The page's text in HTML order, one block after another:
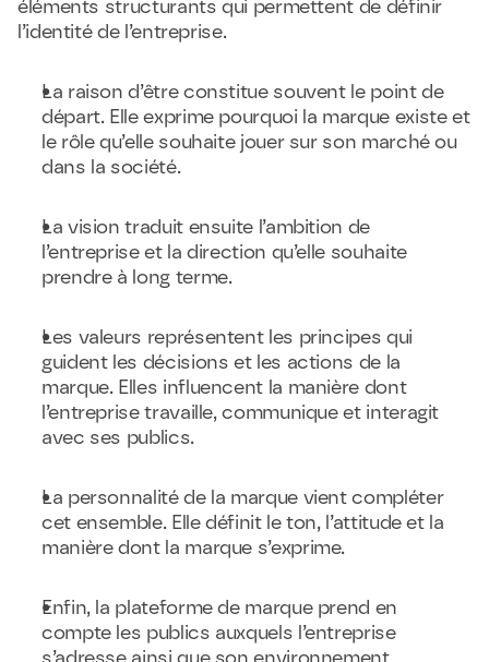
éléments structurants qui permettent de définir
l’identité de l’entreprise.
La raison d’être constitue souvent le point de
départ. Elle exprime pourquoi la marque existe et
le rôle qu’elle souhaite jouer sur son marché ou
dans la société.
La vision traduit ensuite l’ambition de
l’entreprise et la direction qu’elle souhaite
prendre à long terme.
Les valeurs représentent les principes qui
guident les décisions et les actions de la
marque. Elles influencent la manière dont
l’entreprise travaille, communique et interagit
avec ses publics.
La personnalité de la marque vient compléter
cet ensemble. Elle définit le ton, l’attitude et la
manière dont la marque s’exprime.
Enfin, la plateforme de marque prend en
compte les publics auxquels l’entreprise